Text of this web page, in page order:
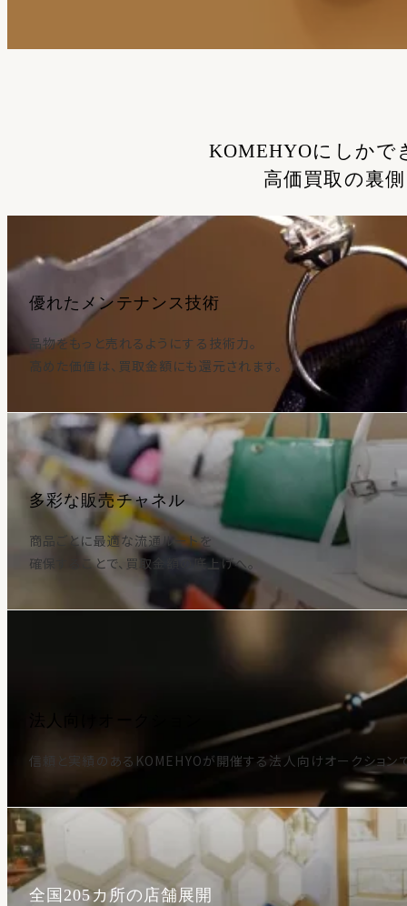
KOMEHYOにしかで
高価買取の裏側
優れたメンテナンス技術
品物をもっと売れるようにする技術力。
高めた価値は、買取金額にも還元されます。
多彩な販売チャネル
商品ごとに最適な流通ルートを
確保することで、買取金額の底上げへ。
法人向けオークション
信頼と実績のあるKOMEHYOが開催する法人向けオークション
全国205カ所の店舗展開